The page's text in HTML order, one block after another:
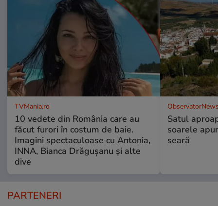
TVMania.ro
10 vedete din România care au
făcut furori în costum de baie.
Imagini spectaculoase cu Antonia,
INNA, Bianca Drăgușanu și alte
dive
Satul
soarele
seară
PARTENERI